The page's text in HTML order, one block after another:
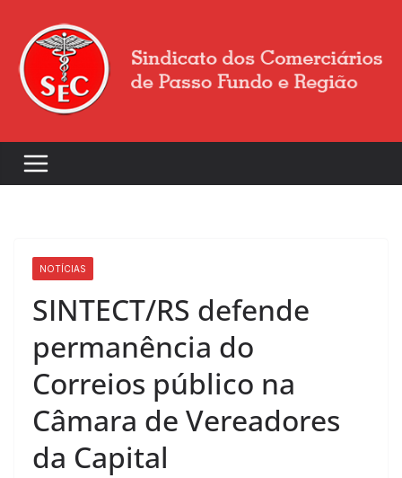
NOTÍCIAS
SINTECT/RS defende
permanência do
Correios público na
Câmara de Vereadores
da Capital